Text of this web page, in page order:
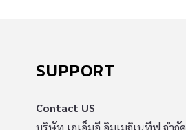
SUPPORT
Contact US